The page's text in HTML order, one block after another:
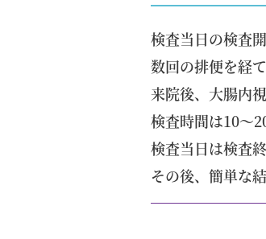
検査当日の検査
数回の排便を経
来院後、大腸内
検査時間は10～
検査当日は検査
その後、 簡単な